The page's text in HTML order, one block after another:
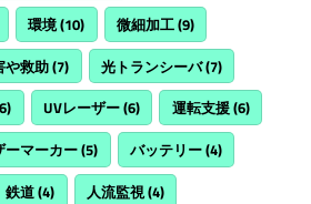
環境(10) 微細加工(9)
や救助(7) 光トランシーバ(7)
UVレーザー(6) 運転支援(6)
ーマーカー(5) バッテリー(4)
鉄道(4) 人流監視(4)